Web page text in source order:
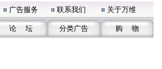
广告服务 联系我们 关于万维
论 坛 分类广告 购 物